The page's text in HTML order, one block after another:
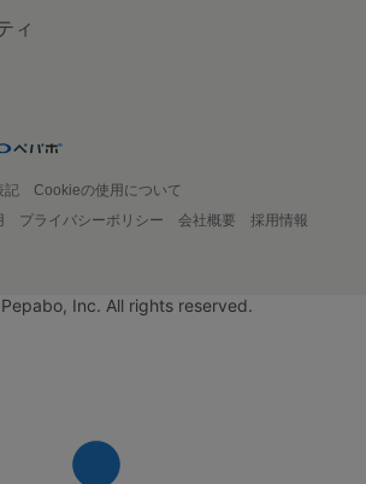
ィ
記
Cookieの使用について
プライバシーポリシー 会社概要
採用情報
Inc. All rights reserved.